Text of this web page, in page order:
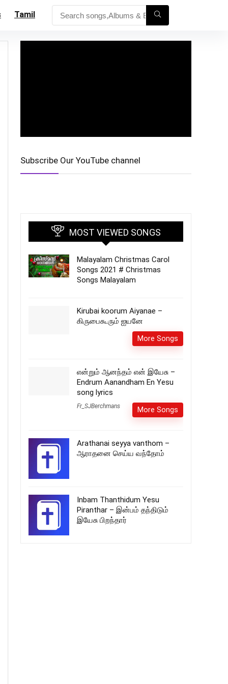
Tamil
Subscribe Our YouTube channel
MOST VIEWED SONGS
Malayalam Christmas Carol
Songs 2021 # Christmas
Songs Malayalam
Kirubai koorum Aiyanae –
கிருபைகூரும் ஐயனே
More Songs
என்றும் ஆனந்தம் என் இயேசு –
Endrum Aanandham En Yesu
song lyrics
Fr_SJBerchmans More Songs
Arathanai seyya vanthom –
ஆராதனை செய்ய வந்தோம்
Inbam Thanthidum Yesu
Piranthar – இன்பம் தந்திடும்
இயேசு பிறந்தார்